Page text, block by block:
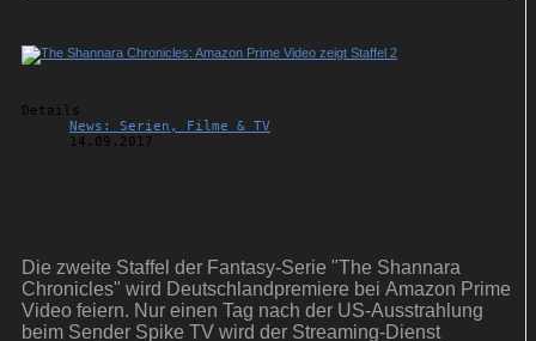
Details
News: Serien, Filme & TV
14.09.2017
Die zweite Staffel der Fantasy-Serie "The Shannara
Chronicles" wird Deutschlandpremiere bei Amazon Prime
Video feiern. Nur einen Tag nach der US-Ausstrahlung
beim Sender Spike TV wird der Streaming-Dienst